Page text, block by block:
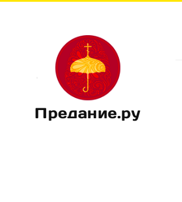
Предание.ру